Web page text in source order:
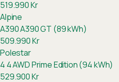
519.990Kr
Alpine
A390A390 GT (89 kWh)
509.990Kr
Polestar
4 4 AWD Prime Edition (94 kWh)
529.900Kr